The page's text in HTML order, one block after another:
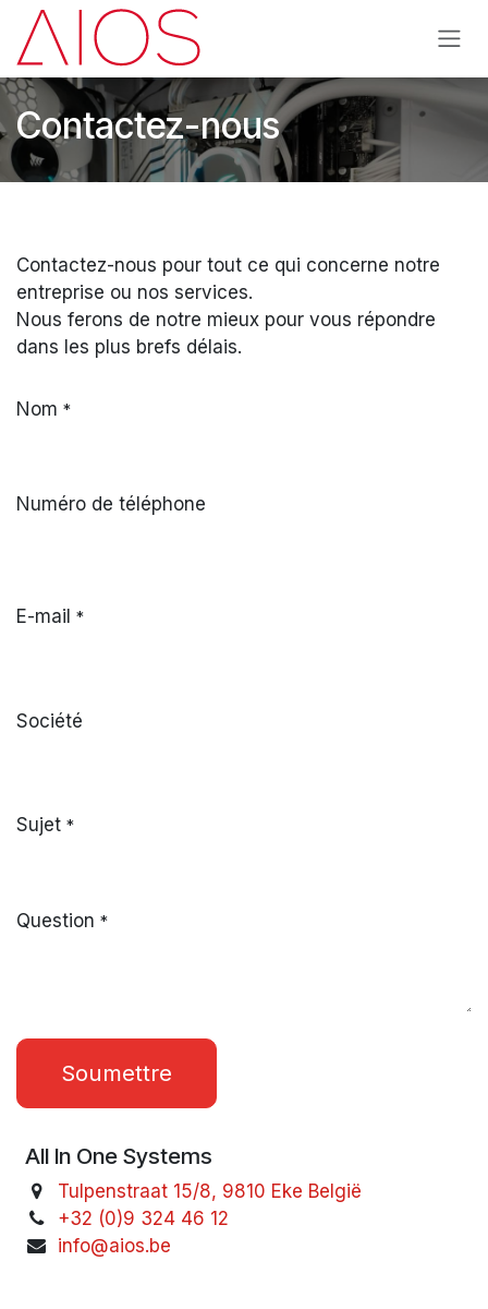
Se rendre au contenu
Contactez-nous
Contactez-nous pour tout ce qui concerne notre
entreprise ou nos services.
Nous ferons de notre mieux pour vous répondre
dans les plus brefs délais.
Nom *
Numéro de téléphone
E-mail *
Société
Sujet *
Question *
Soumettre
All In One Systems
Tulpenstraat 15/8, 9810 Eke België
+32 (0)9 324 46 12
info@aios.be